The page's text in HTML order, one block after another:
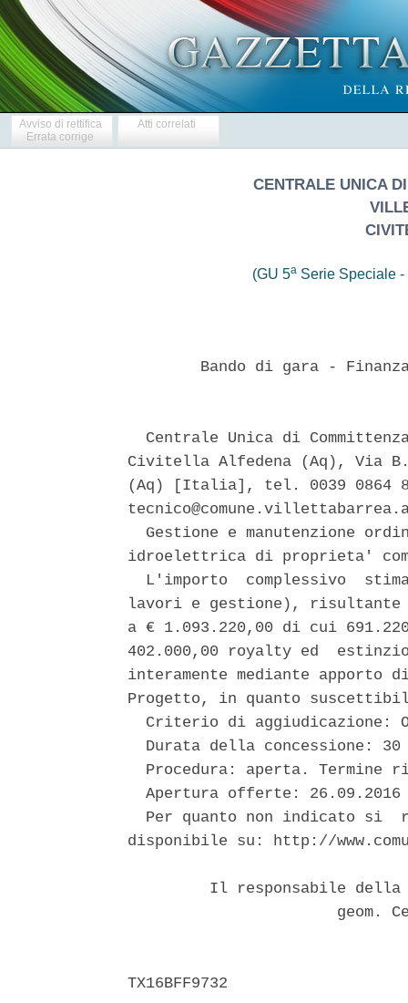
Avviso di rettifica
Errata corrige
Atti correlati
CENTRALE UNICA
(GU 5aSerie Speciale -
Bando di gara -
Centrale Unica di
Civitella Alfedena (Aq), Via
(Aq) [Italia], tel. 0039 0864
Gestione e manutenzione
idroelettrica di proprieta'
L'importo  complessivo
lavori e gestione),
a € 1.093.220,00 di cui
402.000,00 royalty ed
interamente mediante
Progetto, in quanto
Criterio di aggiudicazione:
Durata della concessione:
Procedura: aperta. Termine
Apertura offerte:
Per quanto non indicato si
disponibile su: http://
Il responsabile
geom.